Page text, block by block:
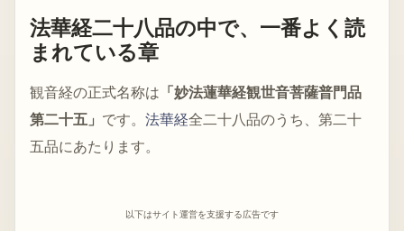
法華経二十八品の中で、一番よく読
まれている章
観音経の正式名称は 「妙法蓮華経観世音菩薩普門品
第二十五」 です。 法華経全二十八品のうち、第二十
五品にあたります。
以下はサイト運営を支援する広告です